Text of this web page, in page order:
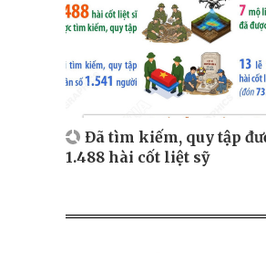
Đã tìm kiếm, quy tập
1.488 hài cốt liệt sỹ